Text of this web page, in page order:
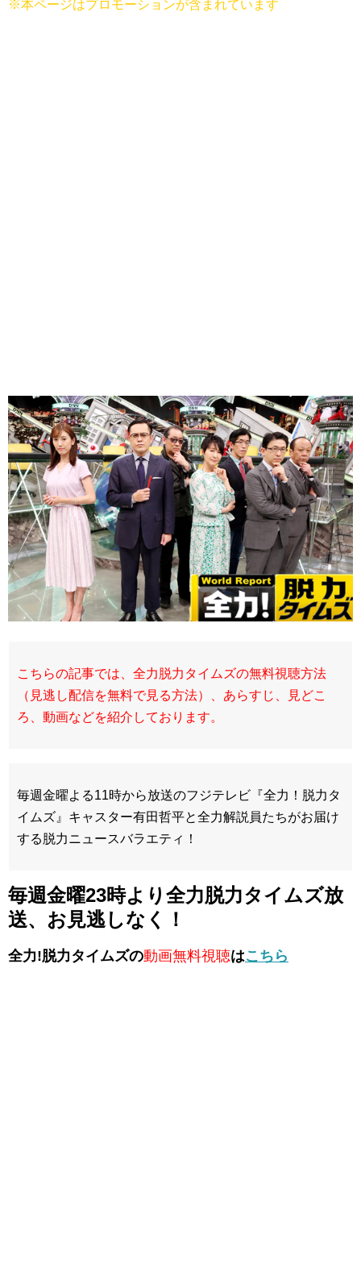
※本ページはプロモーションが含まれています
こちらの記事では、全力脱力タイムズの無料視聴方法
（見逃し配信を無料で見る方法）、あらすじ、見どこ
ろ、動画などを紹介しております。
毎週金曜よる11時から放送のフジテレビ『全力！脱力タ
イムズ』キャスター有田哲平と全力解説員たちがお届け
する脱力ニュースバラエティ！
毎週金曜23時より全力脱力タイムズ放
送、お見逃しなく！
全力!脱力タイムズの動画無料視聴はこちら